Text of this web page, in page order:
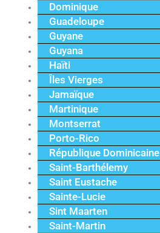
Dominique
Guadeloupe
Guyane
Guyana
Haïti
Îles Vierges
Jamaïque
Martinique
Montserrat
Porto-Rico
République Dominicaine
Saint-Barthélemy
Saint Eustache
Sainte-Lucie
Sint Maarten
Saint-Martin